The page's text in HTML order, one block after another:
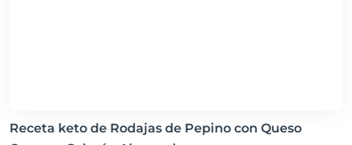
Receta keto de Rodajas de Pepino con Queso